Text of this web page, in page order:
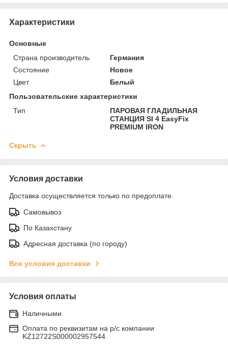
Характеристики
Основные
Страна производитель
Германия
Состояние
Новое
Цвет
Белый
Пользовательские характеристики
Тип
ПАРОВАЯ ГЛАДИЛЬНАЯ
СТАНЦИЯ SI 4 EasyFix
PREMIUM IRON
Скрыть
Условия доставки
Доставка осуществляется только по предоплате.
Самовывоз
По Казахстану
Адресная доставка (по городу)
Все условия доставки
Условия оплаты
Наличными
Оплата по реквизитам на р/с компании
KZ12722S000002957544